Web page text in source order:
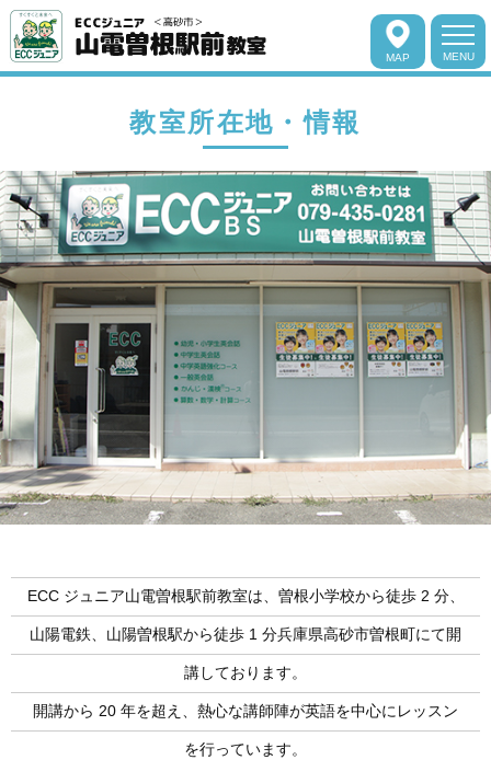
MENU
MAP
教室所在地・情報
ECC ジュニア山電曽根駅前教室は、曽根小学校から徒歩 2 分、
山陽電鉄、山陽曽根駅から徒歩 1 分兵庫県高砂市曽根町にて開
講しております。
開講から 20 年を超え、熱心な講師陣が英語を中心にレッスン
を行っています。